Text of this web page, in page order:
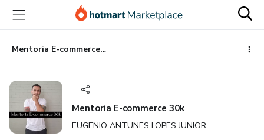
para
conteúdo
principal
para
pagamento
para
rodapé
Mentoria E-commerce 30k
Mentoria E-commerce 30k
EUGENIO ANTUNES LOPES JUNIOR